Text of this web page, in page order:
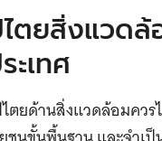
ไตยสิ่งแวด
ะเทศ
ตยด้านสิ่งแวดล้อมควร